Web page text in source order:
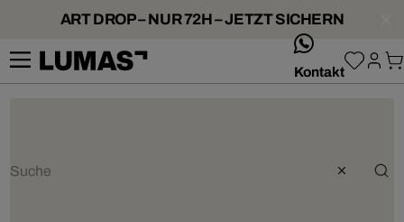
ART DROP – NUR 72H – JETZT SICHERN
Kontakt